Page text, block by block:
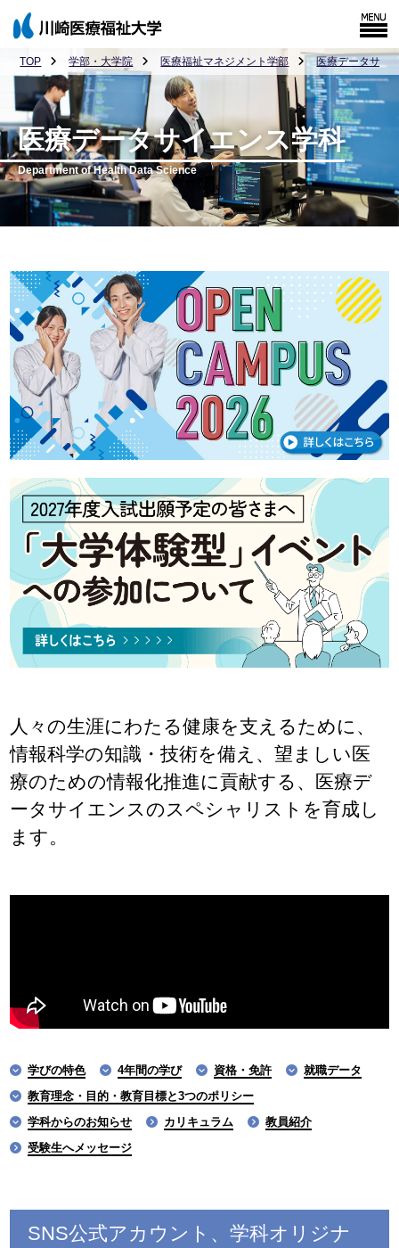
TOP 学部・大学院 医療福祉マネジメント学部 医療データサイ
医療データサイエンス学科
Department of Health Data Science
人々の生涯にわたる健康を支えるために、
情報科学の知識・技術を備え、望ましい医
療のための情報化推進に貢献する、医療デ
ータサイエンスのスペシャリストを育成し
ます。
学びの特色 4年間の学び 資格・免許
就職データ
教育理念・目的・教育目標と3つのポリシー
学科からのお知らせ
カリキュラム
教員紹介
受験生へメッセージ
SNS公式アカウント、学科オリジナ